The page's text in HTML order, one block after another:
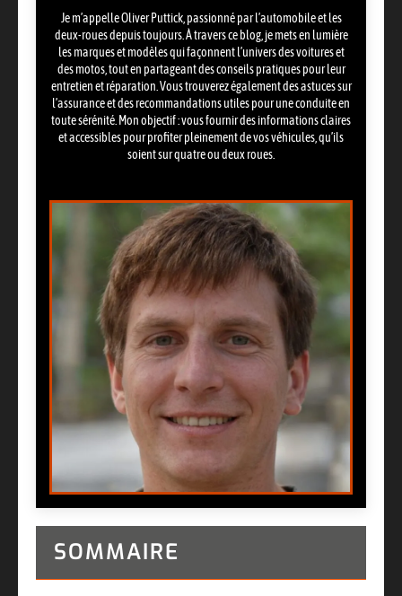
Je m’appelle Oliver Puttick, passionné par l’automobile et les
deux-roues depuis toujours. À travers ce blog, je mets en lumière
les marques et modèles qui façonnent l’univers des voitures et
des motos, tout en partageant des conseils pratiques pour leur
entretien et réparation. Vous trouverez également des astuces sur
l’assurance et des recommandations utiles pour une conduite en
toute sérénité. Mon objectif : vous fournir des informations claires
et accessibles pour profiter pleinement de vos véhicules, qu’ils
soient sur quatre ou deux roues.
SOMMAIRE